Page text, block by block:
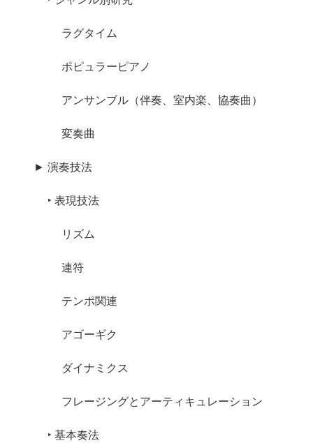
ラグタイム
ポピュラーピアノ
アンサンブル（伴奏、室内楽、協奏曲）
変奏曲
► 演奏技法
‣ 表現技法
リズム
連符
テンポ関連
アゴーギク
ダイナミクス
フレージングとアーティキュレーション
‣ 基本奏法